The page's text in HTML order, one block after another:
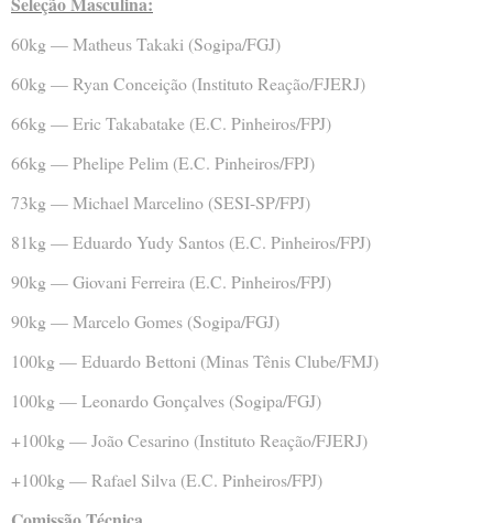
60kg — Matheus Takaki (Sogipa/FGJ)
60kg — Ryan Conceição (Instituto Reação/FJERJ)
66kg — Eric Takabatake (E.C. Pinheiros/FPJ)
66kg — Phelipe Pelim (E.C. Pinheiros/FPJ)
73kg — Michael Marcelino (SESI-SP/FPJ)
81kg — Eduardo Yudy Santos (E.C. Pinheiros/FPJ)
90kg — Giovani Ferreira (E.C. Pinheiros/FPJ)
90kg — Marcelo Gomes (Sogipa/FGJ)
100kg — Eduardo Bettoni (Minas Tênis Clube/FMJ)
100kg — Leonardo Gonçalves (Sogipa/FGJ)
+100kg — João Cesarino (Instituto Reação/FJERJ)
+100kg — Rafael Silva (E.C. Pinheiros/FPJ)